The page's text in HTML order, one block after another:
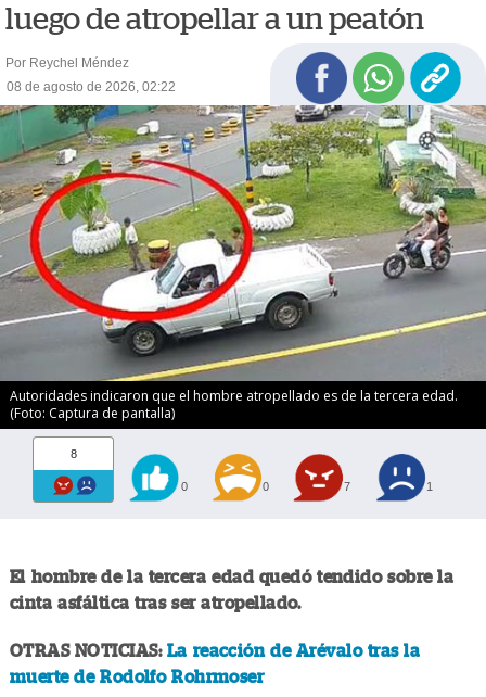
luego de atropellar a un peatón
Por Reychel Méndez
08 de agosto de 2026, 02:22
Autoridades indicaron que el hombre atropellado es de la tercera edad.
(Foto: Captura de pantalla)
8
0 0 7 1
El hombre de la tercera edad quedó tendido sobre la
cinta asfáltica tras ser atropellado.
OTRAS NOTICIAS: La reacción de Arévalo tras la
muerte de Rodolfo Rohrmoser